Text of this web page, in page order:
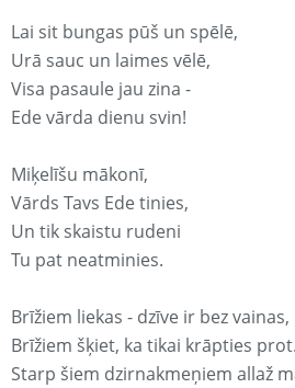
Lai sit bungas pūš un spēlē,
Urā sauc un laimes vēlē,
Visa pasaule jau zina -
Ede vārda dienu svin!
Miķelīšu mākonī,
Vārds Tavs Ede tinies,
Un tik skaistu rudeni
Tu pat neatminies.
Brīžiem liekas - dzīve ir bez vainas,
Brīžiem šķiet, ka tikai krāpties prot.
Starp šiem dzirnakmeņiem allaž